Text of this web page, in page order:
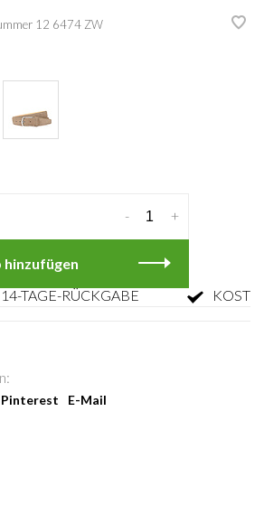
12 6474 ZW
+
-
RÜCKGABE
Pinterest E-Mail